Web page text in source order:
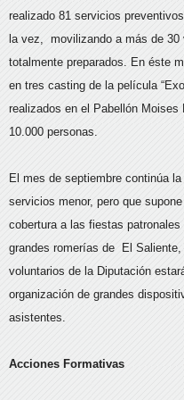
realizado 81 servicios
la vez, movilizando a más de
totalmente preparados. En éste
en tres casting de la película
realizados en el Pabellón Moises
10.000 personas.
El mes de septiembre continúa
servicios menor, pero que
cobertura a las fiestas
grandes romerías de El
voluntarios de la Diputación
organización de grandes
asistentes.
Acciones Formativas